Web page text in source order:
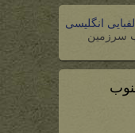
انگلیسی
سرزمین